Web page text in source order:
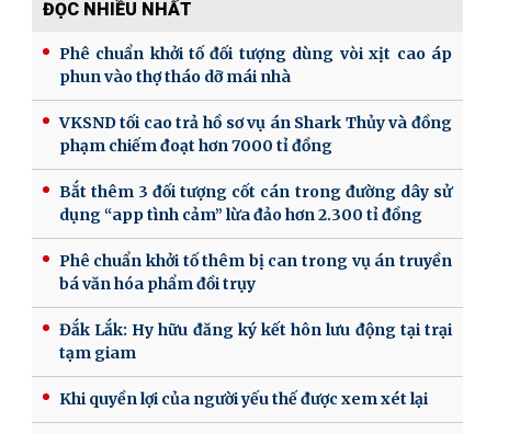
ĐỌC NHIỀU NHẤT
Phê chuẩn khởi tố đối tượng dùng vòi xịt cao áp
phun vào thợ tháo dỡ mái nhà
VKSND tối cao trả hồ sơ vụ án Shark Thủy và đồng
phạm chiếm đoạt hơn 7000 tỉ đồng
Bắt thêm 3 đối tượng cốt cán trong đường dây sử
dụng “app tình cảm” lừa đảo hơn 2.300 tỉ đồng
Phê chuẩn khởi tố thêm bị can trong vụ án truyền
bá văn hóa phẩm đồi trụy
Đắk Lắk: Hy hữu đăng ký kết hôn lưu động tại trại
tạm giam
Khi quyền lợi của người yếu thế được xem xét lại